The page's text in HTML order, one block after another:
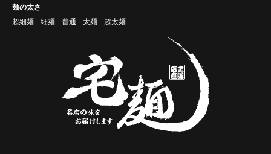
麺の太さ
超細麺
細麺 普通 太麺 超太麺